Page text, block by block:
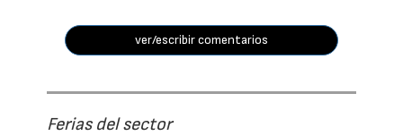
ver/escribir comentarios
Ferias del sector